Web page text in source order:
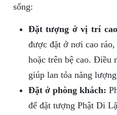
sống:
Đặt tượng ở vị trí
được đặt ở nơi cao
hoặc trên bệ cao. Điều
giúp lan tỏa năng
Đặt ở phòng khách:
để đặt tượng Phật Di